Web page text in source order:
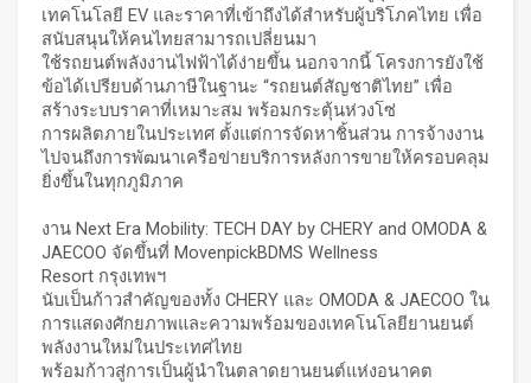
เทคโนโลยี EV และราคาที่เข้าถึงได้สำหรับผู้บริโภคไทย เพื่อ
สนับสนุนให้คนไทยสามารถเปลี่ยนมา
ใช้รถยนต์พลังงานไฟฟ้าได้ง่ายขึ้น นอกจากนี้ โครงการยังใช้
ข้อได้เปรียบด้านภาษีในฐานะ “รถยนต์สัญชาติไทย” เพื่อ
สร้างระบบราคาที่เหมาะสม พร้อมกระตุ้นห่วงโซ่
การผลิตภายในประเทศ ตั้งแต่การจัดหาชิ้นส่วน การจ้างงาน
ไปจนถึงการพัฒนาเครือข่ายบริการหลังการขายให้ครอบคลุม
ยิ่งขึ้นในทุกภูมิภาค
งาน Next Era Mobility: TECH DAY by CHERY and OMODA &
JAECOO จัดขึ้นที่ MovenpickBDMS Wellness
Resort กรุงเทพฯ
นับเป็นก้าวสำคัญของทั้ง CHERY และ OMODA & JAECOO ใน
การแสดงศักยภาพและความพร้อมของเทคโนโลยียานยนต์
พลังงานใหม่ในประเทศไทย
พร้อมก้าวสู่การเป็นผู้นำในตลาดยานยนต์แห่งอนาคต